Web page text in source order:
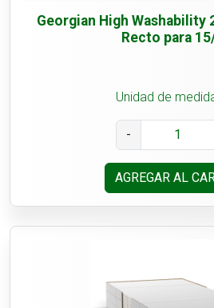
Georgian High Washability
Recto para
Unidad de
-
AGREGAR AL